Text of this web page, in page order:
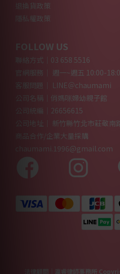
退換貨政策
隱私權政策
FOLLOW US
聯絡方式｜03 658 5516
官網服務｜ 週一~週五 10:00-
客服問題｜ LINE＠chaumami
公司名稱｜俏媽咪婦幼親子館
公司統編｜26656615
公司地址｜ 新竹縣竹北市莊敬南
商品合作/企業大量採購
chaumami.1996@gmail.com
法律顧問｜瀛睿律師事務所